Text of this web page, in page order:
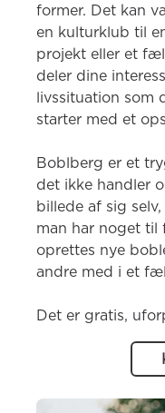
former. Det kan
en kulturklub til
projekt eller et
deler dine
livssituation som
starter med et
Boblberg er et
det ikke handler
billede af sig
man har noget til
oprettes nye
andre med i et
Det er gratis,